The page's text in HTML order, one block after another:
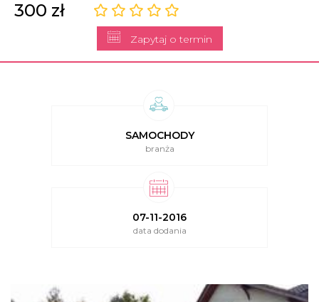
300 zł
Zapytaj o termin
SAMOCHODY
branża
07-11-2016
data dodania